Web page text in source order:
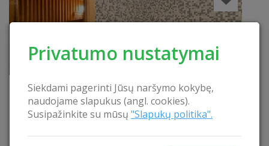
Privatumo nustatymai
Siekdami pagerinti Jūsų naršymo kokybę,
naudojame slapukus (angl. cookies).
Susipažinkite su mūsų "Slapukų politika".